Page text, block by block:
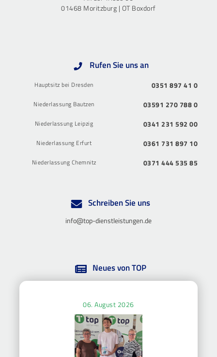
01468 Moritzburg | OT Boxdorf
Rufen Sie uns an
Hauptsitz bei Dresden 0351 897 41 0
Niederlassung Bautzen 03591 270 788 0
Niederlassung Leipzig 0341 231 592 00
Niederlassung Erfurt 0361 731 897 10
Niederlassung Chemnitz 0371 444 535 85
Schreiben Sie uns
info@top-dienstleistungen.de
Neues von TOP
06. August 2026